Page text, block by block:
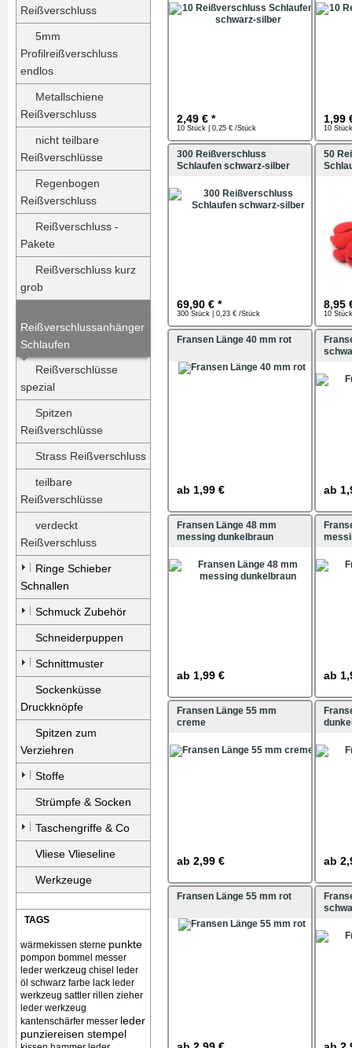
Reißverschluss
5mm
Profilreißverschluss
endlos
Metallschiene
Reißverschluss
nicht teilbare
Reißverschlüsse
Regenbogen
Reißverschluss
Reißverschluss -
Pakete
Reißverschluss kurz
grob
Reißverschlussanhänger
Schlaufen
Reißverschlüsse
spezial
Spitzen
Reißverschlüsse
Strass Reißverschluss
teilbare
Reißverschlüsse
verdeckt
Reißverschluss
Ringe Schieber
Schnallen
Schmuck Zubehör
Schneiderpuppen
Schnittmuster
Sockenküsse
Druckknöpfe
Spitzen zum
Verziehren
Stoffe
Strümpfe & Socken
Taschengriffe & Co
Vliese Vlieseline
Werkzeuge
TAGS
wärmekissen sterne punkte
pompon bommel messer
leder werkzeug chisel
leder
öl schwarz farbe lack leder
werkzeug sattler rillen zieher
leder werkzeug
kantenschärfer messer leder
punziereisen stempel
2,49 € *
10 Stück | 0,25 € /Stück
1,99
10
300 Reißverschluss
Schlaufen schwarz-silber
69,90 € *
300 Stück | 0,23 € /Stück
50
8,95
10
Fransen Länge 40 mm rot
ab 1,99 € ab
Fransen Länge 48 mm
messing dunkelbraun
ab 1,99 € ab
Fransen Länge 55 mm
creme
ab 2,99 € ab
Fransen Länge 55 mm rot